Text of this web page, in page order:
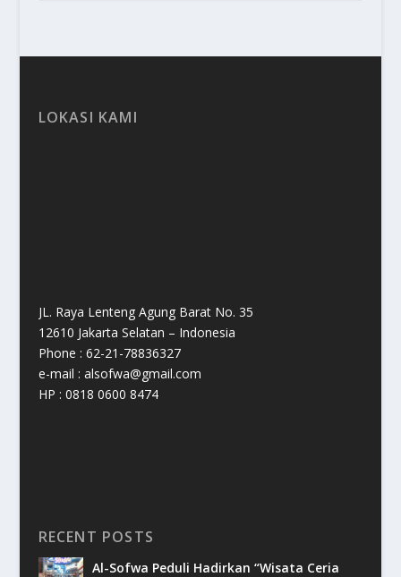
LOKASI KAMI
JL. Raya Lenteng Agung Barat No. 35
12610 Jakarta Selatan – Indonesia
Phone : 62-21-78836327
e-mail : alsofwa@gmail.com
HP : 0818 0600 8474
RECENT POSTS
Al-Sofwa Peduli Hadirkan “Wisata Ceria